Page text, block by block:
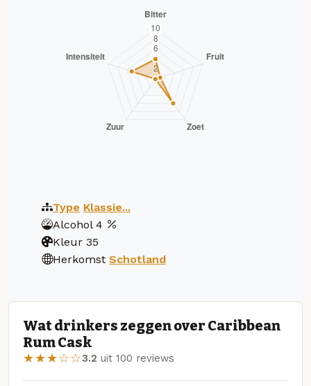
Type Klassie...
Alcohol 4
Kleur 35
Herkomst Schotland
Wat drinkers zeggen over Caribbean
Rum Cask
★★★☆☆3.2 uit 100 reviews